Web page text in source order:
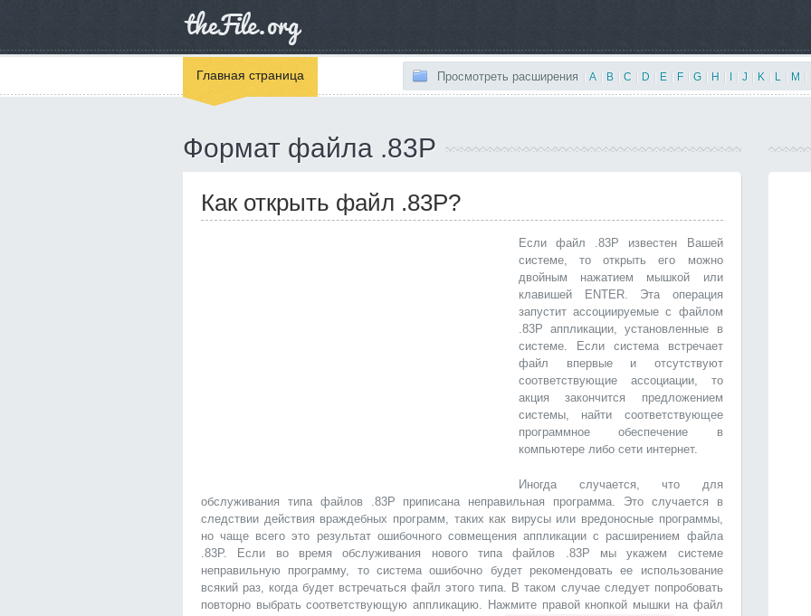
Главная страница Просмотреть расширения A B C D E F G H J K L M
Формат файла .83P
Как открыть файл .83P?
Если файл .83P известен Вашей
системе, то открыть его можно
двойным нажатием мышкой или
клавишей ENTER. Эта операция
запустит ассоциируемые с файлом
.83P аппликации, установленные в
системе. Если система встречает
файл впервые и отсутствуют
соответствующие ассоциации, то
акция закончится предложением
системы, найти соответствующее
программное обеспечение в
компьютере либо сети интернет.
Иногда случается, что для
обслуживания типа файлов .83P приписана неправильная программа. Это случается в
следствии действия враждебных программ, таких как вирусы или вредоносные программы,
но чаще всего это результат ошибочного совмещения аппликации с расширением файла
.83P. Если во время обслуживания нового типа файлов .83P мы укажем системе
неправильную программу, то система ошибочно будет рекомендовать ее использование
всякий раз, когда будет встречаться файл этого типа. В таком случае следует попробовать
повторно выбрать соответствующую аппликацию. Нажмите правой кнопкой мышки на файл